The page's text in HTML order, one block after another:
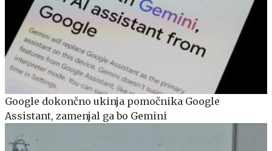
Google dokončno ukinja pomočnika Google
Assistant, zamenjal ga bo Gemini